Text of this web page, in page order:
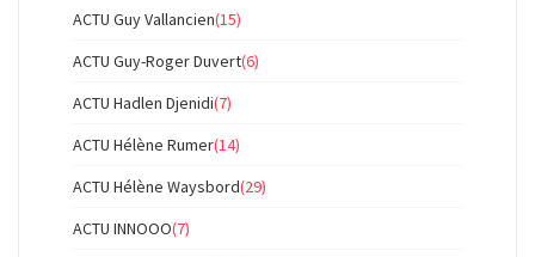
ACTU Guy Vallancien(15)
ACTU Guy-Roger Duvert(6)
ACTU Hadlen Djenidi(7)
ACTU Hélène Rumer(14)
ACTU Hélène Waysbord(29)
ACTU INNOOO(7)